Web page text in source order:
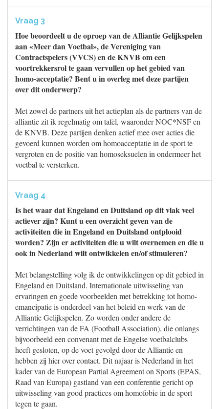
Vraag 3
Hoe beoordeelt u de oproep van de Alliantie Gelijkspelen
aan «Meer dan Voetbal», de Vereniging van
Contractspelers (VVCS) en de KNVB om een
voortrekkersrol te gaan vervullen op het gebied van
homo-acceptatie? Bent u in overleg met deze partijen
over dit onderwerp?
Met zowel de partners uit het actieplan als de partners van de
alliantie zit ik regelmatig om tafel, waaronder NOC*NSF en
de KNVB. Deze partijen denken actief mee over acties die
gevoerd kunnen worden om homoacceptatie in de sport te
vergroten en de positie van homoseksuelen in ondermeer het
voetbal te versterken.
Vraag 4
Is het waar dat Engeland en Duitsland op dit vlak veel
actiever zijn? Kunt u een overzicht geven van de
activiteiten die in Engeland en Duitsland ontplooid
worden? Zijn er activiteiten die u wilt overnemen en die u
ook in Nederland wilt ontwikkelen en/of stimuleren?
Met belangstelling volg ik de ontwikkelingen op dit gebied in
Engeland en Duitsland. Internationale uitwisseling van
ervaringen en goede voorbeelden met betrekking tot homo-
emancipatie is onderdeel van het beleid en werk van de
Alliantie Gelijkspelen. Zo worden onder andere de
verrichtingen van de FA (Football Association), die onlangs
bijvoorbeeld een convenant met de Engelse voetbalclubs
heeft gesloten, op de voet gevolgd door de Alliantie en
hebben zij hier over contact. Dit najaar is Nederland in het
kader van de European Partial Agreement on Sports (EPAS,
Raad van Europa) gastland van een conferentie gericht op
uitwisseling van good practices om homofobie in de sport
tegen te gaan.